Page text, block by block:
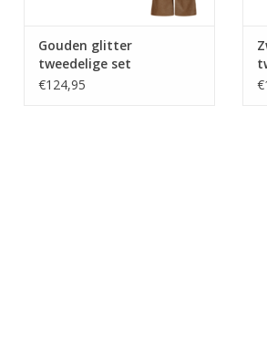
Gouden glitter
tweedelige set
€124,95